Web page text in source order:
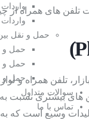
واردات
حمل و نقل
حمل و
حمل و
حمل و
سوالات متداول
تماس با ما
تلفن همراه و
های بیشتری نسبت
وسیع است که